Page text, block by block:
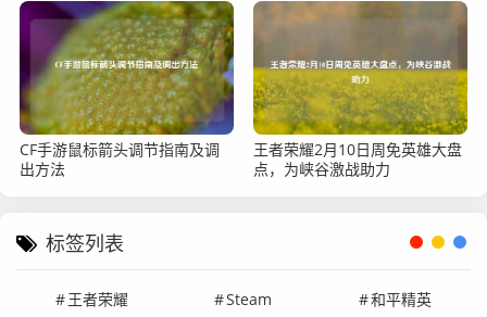
CF手游鼠标箭头调节指南及调
出方法
王者荣耀2月10日周免英雄大盘
点，为峡谷激战助力
标签列表
王者荣耀 Steam 和平精英